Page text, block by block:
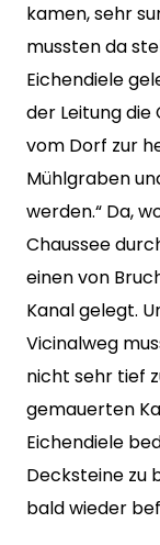
kamen, sehr
mussten da
Eichendiele
der Leitung die
vom Dorf zur
Mühlgraben
werden.“ Da,
Chaussee
einen von
Kanal gelegt.
Vicinalweg
nicht sehr tief
gemauerten
Eichendiele
Decksteine zu
bald wieder